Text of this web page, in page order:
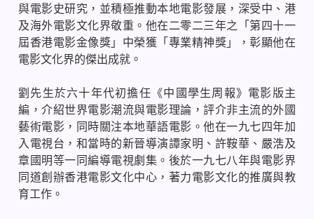
與電影史研究，並積極推動本地電影發展，深受中、港
及海外電影文化界敬重。他在二零二三年之「第四十一
屆香港電影金像獎」中榮獲「專業精神獎」，彰顯他在
電影文化界的傑出成就。
劉先生於六十年代初擔任《中國學生周報》電影版主
編，介紹世界電影潮流與電影理論，評介非主流的外國
藝術電影，同時關注本地華語電影。他在一九七四年加
入電視台，和當時的新晉導演譚家明、許鞍華、嚴浩及
章國明等一同編導電視劇集。後於一九七八年與電影界
同道創辦香港電影文化中心，著力電影文化的推廣與教
育工作。